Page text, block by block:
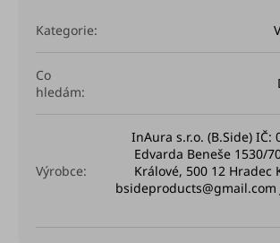
Kategorie:
Co
hledám:
Výrobce:
InAura s.r.o. (B.Side) IČ:
Edvarda Beneše 1530/
Králové, 500 12 Hradec